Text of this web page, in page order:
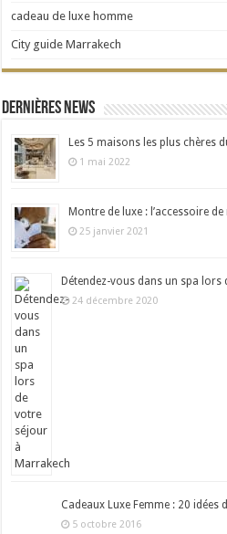
cadeau de luxe homme
City guide Marrakech
Dernières news
Les 5 maisons les plus chères
1 mai 2022
Montre de luxe : l’accessoire
25 janvier 2021
Détendez-vous dans un spa
24 décembre 2020
Cadeaux Luxe Femme : 20
5 octobre 2016